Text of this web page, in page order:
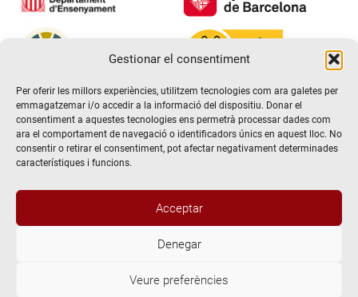
Gestionar el consentiment
Per oferir les millors experiències, utilitzem tecnologies com ara galetes per
emmagatzemar i/o accedir a la informació del dispositiu. Donar el
consentiment a aquestes tecnologies ens permetrà processar dades com
ara el comportament de navegació o identificadors únics en aquest lloc. No
consentir o retirar el consentiment, pot afectar negativament determinades
característiques i funcions.
Acceptar
Denegar
Veure preferències
@2026 Escola de teatre El Timbal. Tots els drets reservats
Avís Legal